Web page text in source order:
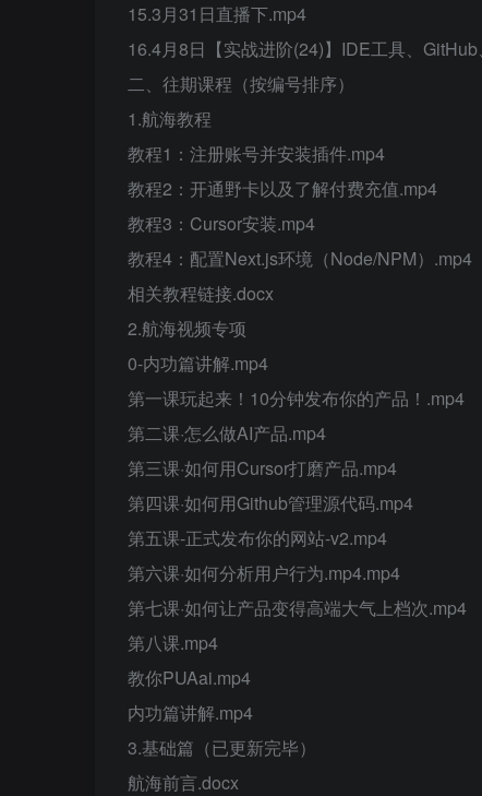
15.3月31日直播下.mp4
16.4月8日【实战进阶(24)】IDE工具、
二、往期课程（按编号排序）
1.航海教程
教程1：注册账号并安装插件.mp4
教程2：开通野卡以及了解付费充值.mp4
教程3：Cursor安装.mp4
教程4：配置Next.js环境（Node/NPM）.mp4
相关教程链接.docx
2.航海视频专项
0-内功篇讲解.mp4
第一课玩起来！10分钟发布你的产品！.mp4
第二课·怎么做AI产品.mp4
第三课·如何用Cursor打磨产品.mp4
第四课·如何用Github管理源代码.mp4
第五课-正式发布你的网站-v2.mp4
第六课·如何分析用户行为.mp4.mp4
第七课·如何让产品变得高端大气上档次.mp4
第八课.mp4
教你PUAai.mp4
内功篇讲解.mp4
3.基础篇（已更新完毕）
航海前言.docx